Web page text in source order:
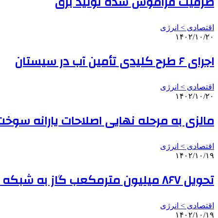
اقتصادی > انرژی
۱۴۰۲/۱۰/۲۰
اجرای ۶ طرح کلیدی تأمین آب در سیستان
اقتصادی > انرژی
۱۴۰۲/۱۰/۲۰
مالزی به مرحله نهایی اصلاحات یارانه
اقتصادی > انرژی
۱۴۰۲/۱۰/۱۹
تحویل ۸۶۷ میلیون مترمکعب گاز به شبکه سراسری
اقتصادی > انرژی
۱۴۰۲/۱۰/۱۹